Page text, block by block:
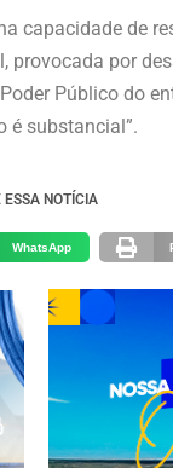
capacidade de
por
Público do
é substancial”.
NOTÍCIA
WhatsApp